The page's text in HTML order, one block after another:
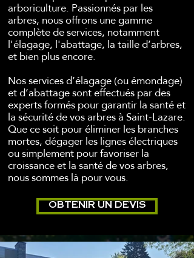
arboriculture. Passionnés par les
arbres, nous offrons une gamme
complète de services, notamment
l'élagage, l'abattage, la taille d’arbres,
et bien plus encore.
Nos services d’élagage (ou émondage)
et d’abattage sont effectués par des
experts formés pour garantir la santé et
la sécurité de vos arbres à Saint-Lazare.
Que ce soit pour éliminer les branches
mortes, dégager les lignes électriques
ou simplement pour favoriser la
croissance et la santé de vos arbres,
nous sommes là pour vous.
OBTENIR UN DEVIS